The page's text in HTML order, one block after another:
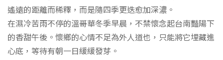
遙遠的距離而稀釋，而是隨四季更迭愈加深濃。
在濕冷苦雨不停的溫哥華冬季早晨，不禁懷念起台南豔陽下
的香甜午後。懷鄉的心情不足為外人道也，只能將它埋藏進
心底，等待有朝一日緩緩發芽。